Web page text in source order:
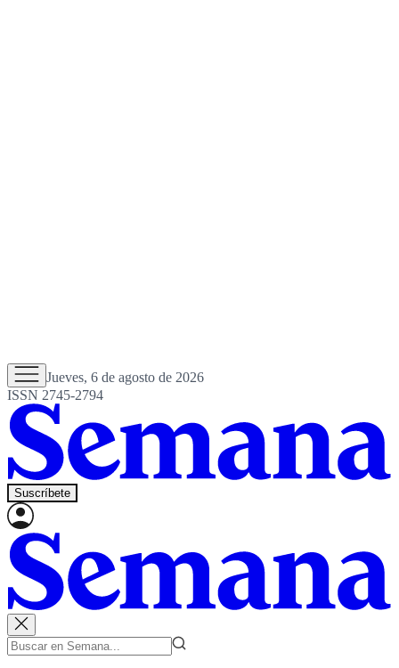
Jueves, 6 de agosto de 2026
ISSN 2745-2794
Suscríbete